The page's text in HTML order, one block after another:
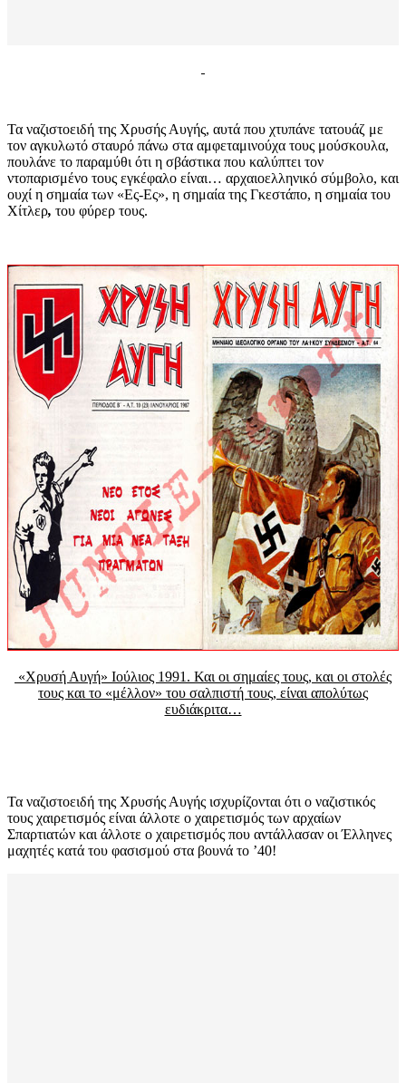
Τα ναζιστοειδή της Χρυσής Αυγής, αυτά που χτυπάνε τατουάζ με
τον αγκυλωτό σταυρό πάνω στα αμφεταμινούχα τους μούσκουλα,
πουλάνε το παραμύθι ότι η σβάστικα που καλύπτει τον
ντοπαρισμένο τους εγκέφαλο είναι… αρχαιοελληνικό σύμβολο, και
ουχί η σημαία των «Ες-Ες», η σημαία της Γκεστάπο, η σημαία του
Χίτλερ, του φύρερ τους.
«Χρυσή Αυγή» Ιούλιος 1991. Και οι σημαίες τους, και οι στολές
τους και το «μέλλον» του σαλπιστή τους, είναι απολύτως
ευδιάκριτα…
Τα ναζιστοειδή της Χρυσής Αυγής ισχυρίζονται ότι ο ναζιστικός
τους χαιρετισμός είναι άλλοτε ο χαιρετισμός των αρχαίων
Σπαρτιατών και άλλοτε ο χαιρετισμός που αντάλλασαν οι Έλληνες
μαχητές κατά του φασισμού στα βουνά το ’40!